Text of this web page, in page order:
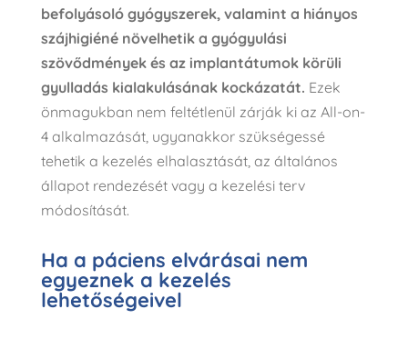
befolyásoló gyógyszerek, valamint a hiányos
szájhigiéné növelhetik a gyógyulási
szövődmények és az implantátumok körüli
gyulladás kialakulásának kockázatát. Ezek
önmagukban nem feltétlenül zárják ki az All-on-
4 alkalmazását, ugyanakkor szükségessé
tehetik a kezelés elhalasztását, az általános
állapot rendezését vagy a kezelési terv
módosítását.
Ha a páciens elvárásai nem
egyeznek a kezelés
lehetőségeivel